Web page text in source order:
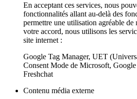
En acceptant ces services, nous
fonctionnalités allant au-delà des
permettre une utilisation agréable de
votre accord, nous utilisons les
site internet :
Google Tag Manager, UET
Consent Mode de Microsoft,
Freshchat
Contenu média externe